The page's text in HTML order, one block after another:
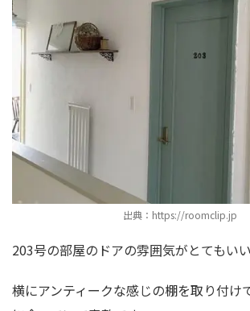
出典：https://roomclip.jp
203号の部屋のドアの雰囲気がとてもい
横にアンティークな感じの棚を取り付け